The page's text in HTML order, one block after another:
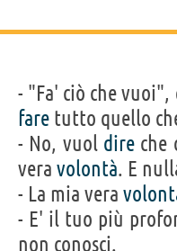
- "Fa' ciò che
fare tutto quello
- No, vuol dire che
vera volontà. E
- La mia vera
- E' il tuo più
non conosci.